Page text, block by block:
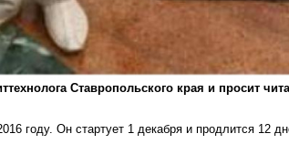
Ставропольского края и просит
году. Он стартует 1 декабря и продлится 12